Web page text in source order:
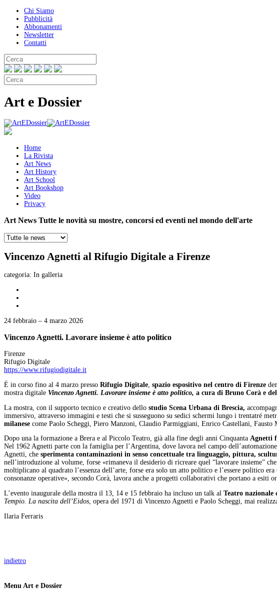
Chi Siamo
Pubblicità
Abbonamenti
Newsletter
Contatti
Art e Dossier
Home
La Rivista
Art News
Art History
Art School
Art Bookshop
Video
Privacy
Art News Tutte le novità su mostre, concorsi ed eventi nel mondo dell'arte
Vincenzo Agnetti al Rifugio Digitale a Firenze
categoria: In galleria
24 febbraio – 4 marzo 2026
Vincenzo Agnetti. Lavorare insieme è atto politico
Firenze
Rifugio Digitale
https://www.rifugiodigitale.it
È in corso fino al 4 marzo presso Rifugio Digitale spazio espositivo nel centro di Firenze
mostra digitale Vincenzo Agnetti. Lavorare insieme è atto politico, a cura di Bruno Corà e
La mostra, con il supporto tecnico e creativo dello studio Scena Urbana di Brescia,
immersivo, attraverso immagini e testi che si susseguono su sedici schermi lungo i trentatré
milanese come Paolo Scheggi, Piero Manzoni, Claudio Parmiggiani, Enrico Castellani,
Dopo una la formazione a Brera e al Piccolo Teatro, già alla fine degli anni Cinquanta Agnetti
Nel 1962 Agnetti parte con la famiglia per l’Argentina, dove lavora nel campo
Agnetti, che sperimenta contaminazioni in senso concettuale tra linguaggio, pittura,
nell’introduzione al volume, forse «rimaneva il desiderio di ricreare quel “lavorare insieme”
moltiplicano al quadrato l’essenza dell’arte, forse era solo un atto politico e l’essere politico
consonanze operative», secondo Corà, lavora anche a progetti collaborativi che portano a esiti
L’evento inaugurale della mostra il 13, 14 e 15 febbraio ha incluso un talk al Teatro nazionale
Tempio. La nascita dell’Eidos, opera del 1971 di Vincenzo Agnetti e Paolo Scheggi, mai
Ilaria Ferraris
indietro
Menu Art e Dossier